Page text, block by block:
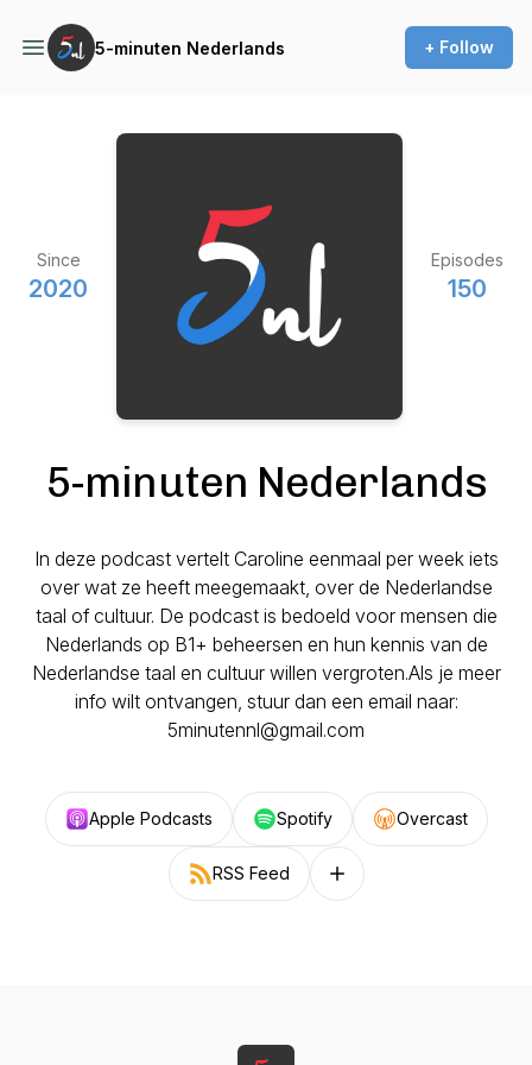
5-minuten Nederlands + Follow
Since
2020
Episodes
150
5-minuten Nederlands
In deze podcast vertelt Caroline eenmaal per week iets
over wat ze heeft meegemaakt, over de Nederlandse
taal of cultuur. De podcast is bedoeld voor mensen die
Nederlands op B1+ beheersen en hun kennis van de
Nederlandse taal en cultuur willen vergroten.Als je meer
info wilt ontvangen, stuur dan een email naar:
5minutennl@gmail.com
Apple Podcasts Spotify Overcast
RSS Feed Follow on other platforms